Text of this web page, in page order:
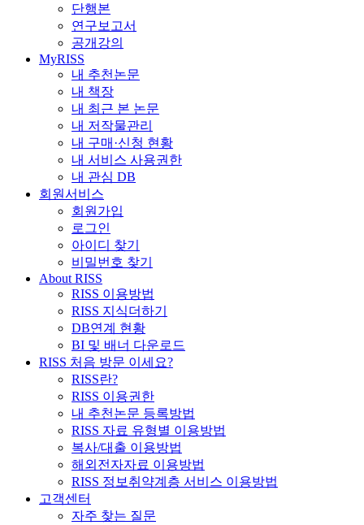
단행본
연구보고서
공개강의
MyRISS
내 추천논문
내 책장
내 최근 본 논문
내 저작물관리
내 구매·신청 현황
내 서비스 사용권한
내 관심 DB
회원서비스
회원가입
로그인
아이디 찾기
비밀번호 찾기
About RISS
RISS 이용방법
RISS 지식더하기
DB연계 현황
BI 및 배너 다운로드
RISS 처음 방문 이세요?
RISS란?
RISS 이용권한
내 추천논문 등록방법
RISS 자료 유형별 이용방법
복사/대출 이용방법
해외전자자료 이용방법
RISS 정보취약계층 서비스 이용방법
고객센터
자주 찾는 질문